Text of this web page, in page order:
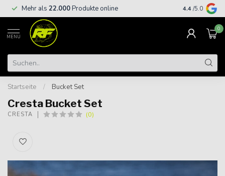
Mehr als 22.000Produkte online Kostenloser
€
4.4 /5.0
MENU
0
Startseite / Bucket Set
Cresta Bucket Set
CRESTA (0)